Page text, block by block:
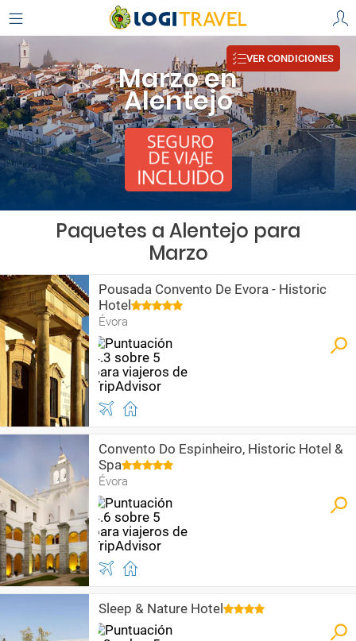
Marzo en
Alentejo
VER CONDICIONES
Paquetes a Alentejo para
Marzo
Pousada Convento De Evora - Historic
Hotel
Évora
Convento Do Espinheiro, Historic Hotel &
Spa
Évora
Sleep & Nature Hotel